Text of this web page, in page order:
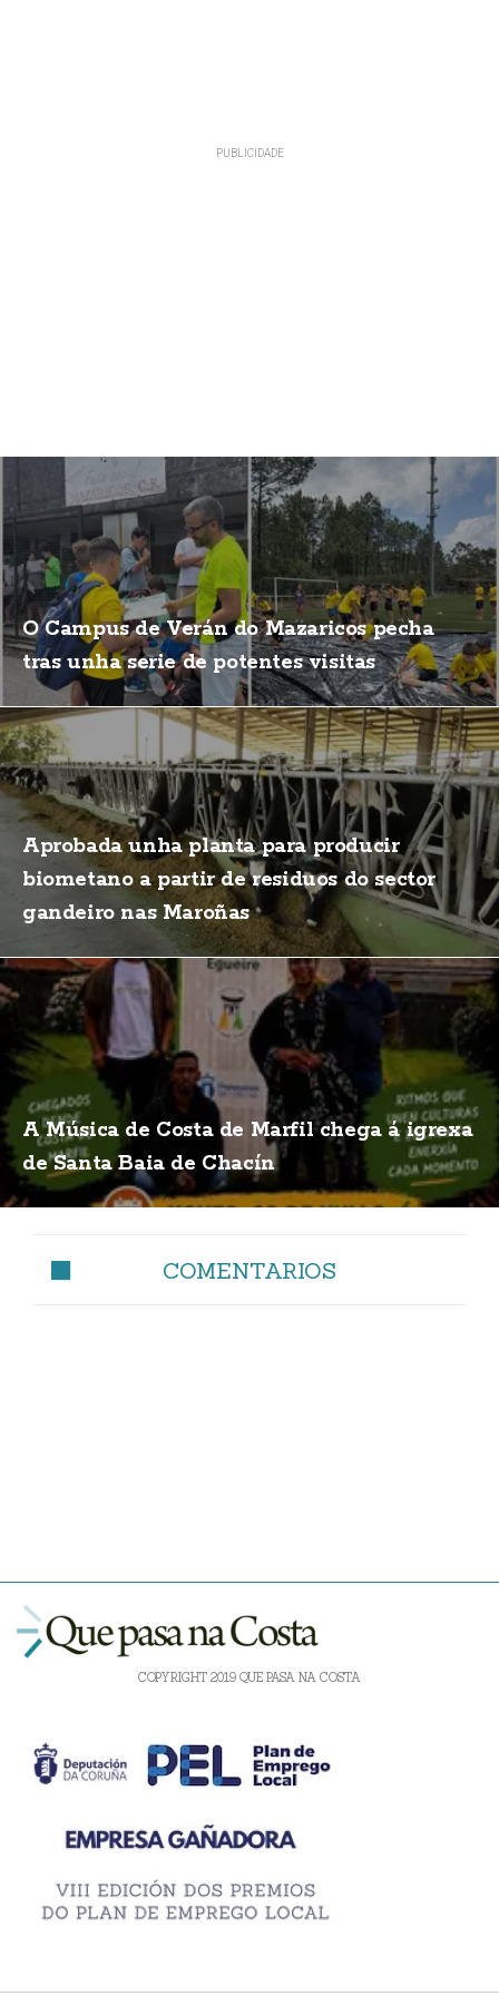
O Campus de Verán do Mazaricos pecha
tras unha serie de potentes visitas
Aprobada unha planta para producir
biometano a partir de residuos do sector
gandeiro nas Maroñas
A Música de Costa de Marfil chega á igrexa
de Santa Baia de Chacín
COMENTARIOS
COPYRIGHT 2019 QUE PASA NA COSTA